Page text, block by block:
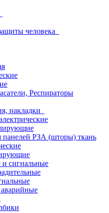
человека
Респираторы
накладки
РЗА (шторы) ткань
сигнальные